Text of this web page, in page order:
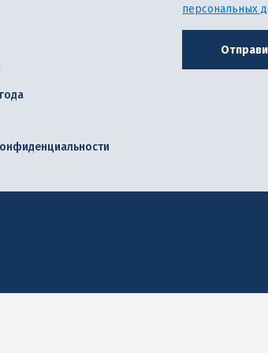
персональных